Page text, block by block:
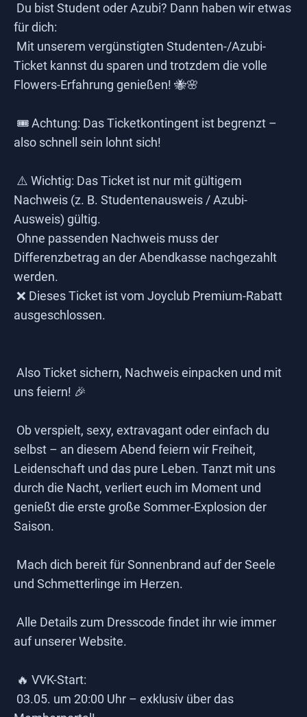
Du bist Student oder Azubi? Dann haben wir etwas
für dich:
Mit unserem vergünstigten Studenten-/Azubi-
Ticket kannst du sparen und trotzdem die volle
Flowers-Erfahrung genießen! 🐝🌸
🎟️ Achtung: Das Ticketkontingent ist begrenzt –
also schnell sein lohnt sich!
⚠️ Wichtig: Das Ticket ist nur mit gültigem
Nachweis (z. B. Studentenausweis / Azubi-
Ausweis) gültig.
Ohne passenden Nachweis muss der
Differenzbetrag an der Abendkasse nachgezahlt
werden.
❌ Dieses Ticket ist vom Joyclub Premium-Rabatt
ausgeschlossen.
Also Ticket sichern, Nachweis einpacken und mit
uns feiern! 🎉
Ob verspielt, sexy, extravagant oder einfach du
selbst – an diesem Abend feiern wir Freiheit,
Leidenschaft und das pure Leben. Tanzt mit uns
durch die Nacht, verliert euch im Moment und
genießt die erste große Sommer-Explosion der
Saison.
Mach dich bereit für Sonnenbrand auf der Seele
und Schmetterlinge im Herzen.
Alle Details zum Dresscode findet ihr wie immer
auf unserer Website.
🔥 VVK-Start:
03.05. um 20:00 Uhr – exklusiv über das